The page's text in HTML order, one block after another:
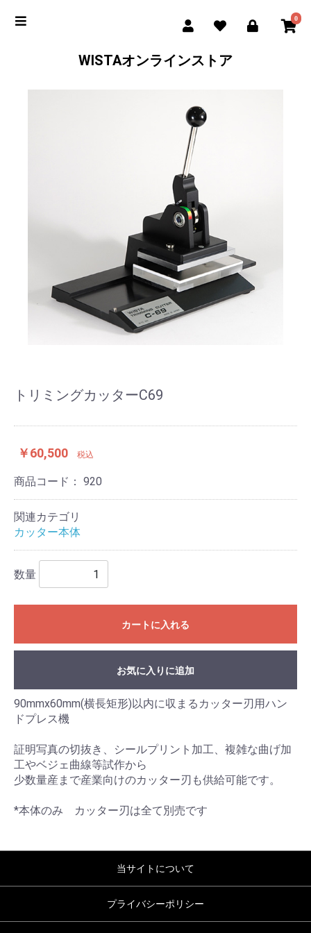
0
WISTAオンラインストア
トリミングカッターC69
￥60,500 税込
商品コード： 920
関連カテゴリ
カッター本体
数量
カートに入れる
お気に入りに追加
90mmx60mm(横長矩形)以内に収まるカッター刃用ハン
ドプレス機
証明写真の切抜き、シールプリント加工、複雑な曲げ加
工やベジェ曲線等試作から
少数量産まで産業向けのカッター刃も供給可能です。
*本体のみ カッター刃は全て別売です
当サイトについて
プライバシーポリシー